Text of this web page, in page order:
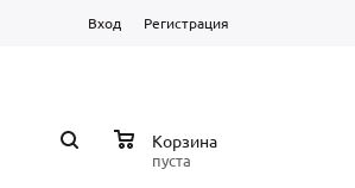
Вход Регистрация
Корзина
пуста